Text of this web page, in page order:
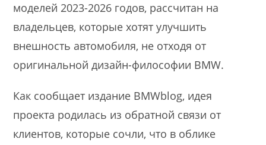
моделей 2023-2026 годов, рассчитан на
владельцев, которые хотят улучшить
внешность автомобиля, не отходя от
оригинальной дизайн-философии BMW.
Как сообщает издание BMWblog, идея
проекта родилась из обратной связи от
клиентов, которые сочли, что в облике